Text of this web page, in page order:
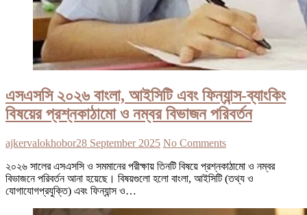
এসএসসি ২০২৬ বাংলা, আইসিটি এবং ফিন্যান্স-ব্যাংকিং
বিষয়ের প্রশ্নকাঠামো ও নম্বর বিভাজন পরিবর্তন
ajkervalokhobor28 September 2025 No Comments
২০২৬ সালের এসএসসি ও সমমানের পরীক্ষায় তিনটি বিষয়ে প্রশ্নকাঠামো ও নম্বর
বিভাজনে পরিবর্তন আনা হয়েছে। বিষয়গুলো হলো বাংলা, আইসিটি (তথ্য ও
যোগাযোগপ্রযুক্তি) এবং ফিন্যান্স ও…